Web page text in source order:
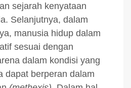
sejarah kenyataan
Selanjutnya, dalam
manusia hidup dalam
sesuai dengan
dalam kondisi yang
dapat berperan dalam